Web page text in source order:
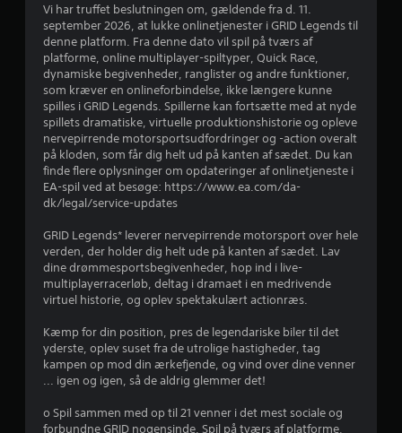
d
e
r
i
g
e
4
.
0
Vi har truffet beslutningen om, gældende fra d. 11.
september 2026, at lukke onlinetjenester i GRID Legends til
denne platform. Fra denne dato vil spil på tværs af
platforme, online multiplayer-spiltyper, Quick Race,
dynamiske begivenheder, ranglister og andre funktioner,
som kræver en onlineforbindelse, ikke længere kunne
spilles i GRID Legends. Spillerne kan fortsætte med at nyde
spillets dramatiske, virtuelle produktionshistorie og opleve
nervepirrende motorsportsudfordringer og -action overalt
på kloden, som får dig helt ud på kanten af sædet. Du kan
finde flere oplysninger om opdateringer af onlinetjeneste i
EA-spil ved at besøge: https://www.ea.com/da-
dk/legal/service-updates
GRID Legends* leverer nervepirrende motorsport over hele
verden, der holder dig helt ude på kanten af sædet. Lav
dine drømmesportsbegivenheder, hop ind i live-
multiplayerracerløb, deltag i dramaet i en medrivende
virtuel historie, og oplev spektakulært actionræs.
Kæmp for din position, pres de legendariske biler til det
yderste, oplev suset fra de utrolige hastigheder, tag
kampen op mod din ærkefjende, og vind over dine venner
... igen og igen, så de aldrig glemmer det!
o Spil sammen med op til 21 venner i det mest sociale og
forbundne GRID nogensinde. Spil på tværs af platforme,